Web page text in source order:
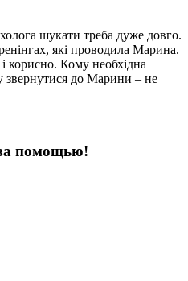
шукати треба дуже довго.
які проводила Марина.
корисно. Кому необхідна
звернутися до Марини – не
помощью!